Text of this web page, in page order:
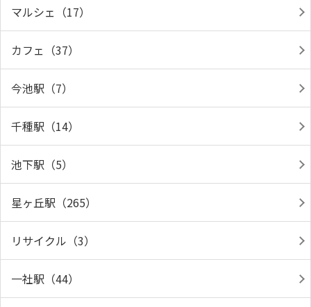
マルシェ（17）
カフェ（37）
今池駅（7）
千種駅（14）
池下駅（5）
星ヶ丘駅（265）
リサイクル（3）
一社駅（44）